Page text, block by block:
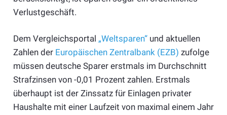
Verlustgeschäft.
Dem Vergleichsportal „Weltsparen“und aktuellen
Zahlen der Europäischen Zentralbank (EZB) zufolge
müssen deutsche Sparer erstmals im Durchschnitt
Strafzinsen von -0,01 Prozent zahlen. Erstmals
überhaupt ist der Zinssatz für Einlagen privater
Haushalte mit einer Laufzeit von maximal einem Jahr